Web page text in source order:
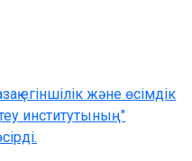
егіншілік және өсімдік
институтының"